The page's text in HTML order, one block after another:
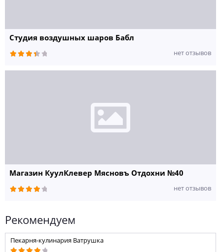
Студия воздушных шаров Бабл
нет отзывов
Магазин КуулКлевер Мясновъ Отдохни №40
нет отзывов
Рекомендуем
Пекарня-кулинария Ватрушка